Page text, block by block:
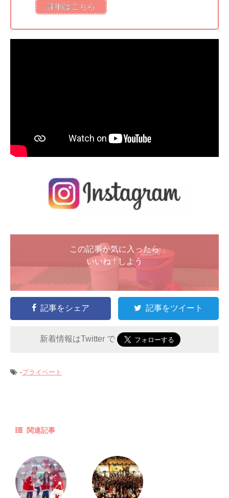
詳細はこちら
この記事が気に入ったら
いいね ! しよう
記事をシェア 記事をツイート
新着情報はTwitter で
-プライベート
関連記事